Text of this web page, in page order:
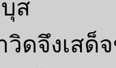
ส
วิดจึงเส